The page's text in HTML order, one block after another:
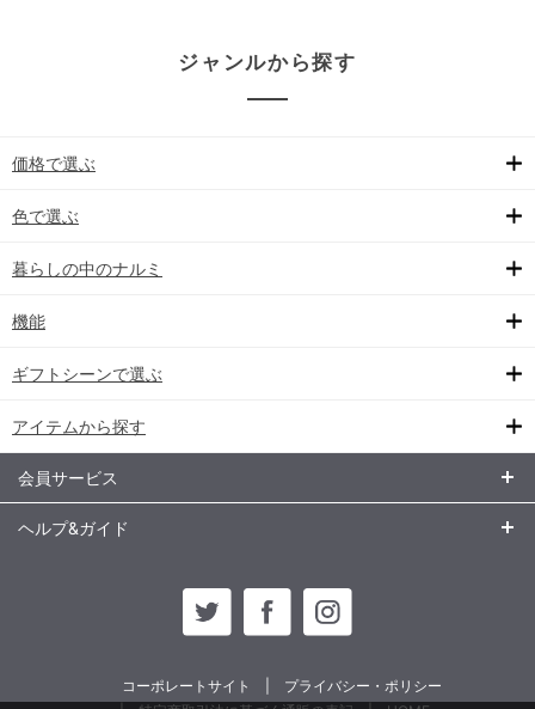
ジャンルから探す
価格で選ぶ
色で選ぶ
暮らしの中のナルミ
機能
ギフトシーンで選ぶ
アイテムから探す
会員サービス
ヘルプ&ガイド
コーポレートサイト
プライバシー・ポリシー